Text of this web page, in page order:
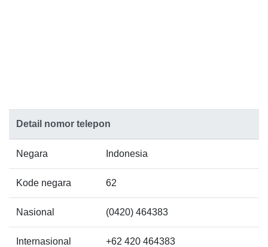
Detail nomor telepon
Negara Indonesia
Kode negara 62
Nasional (0420) 464383
Internasional
+62 420 464383